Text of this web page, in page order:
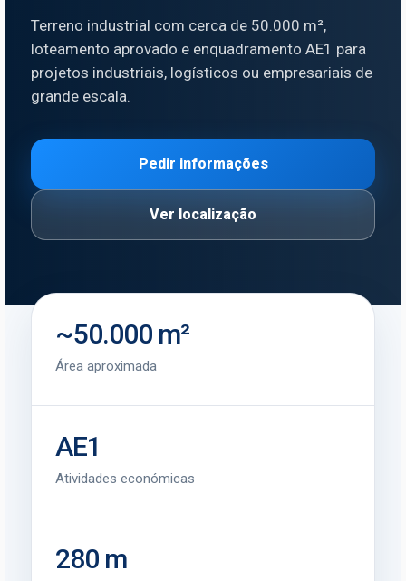
Terreno industrial com cerca de 50.000 m²,
loteamento aprovado e enquadramento AE1 para
projetos industriais, logísticos ou empresariais de
grande escala.
Pedir informações
Ver localização
~50.000 m²
Área aproximada
AE1
Atividades económicas
280 m